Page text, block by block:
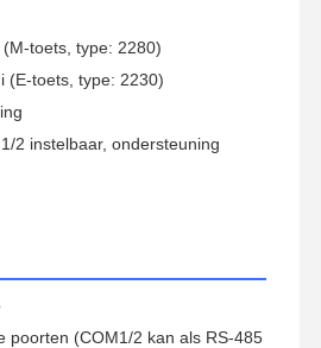
toets, type: 2280)
(E-toets, type: 2230)
2 instelbaar, ondersteuning
poorten (COM1/2 kan als RS-485